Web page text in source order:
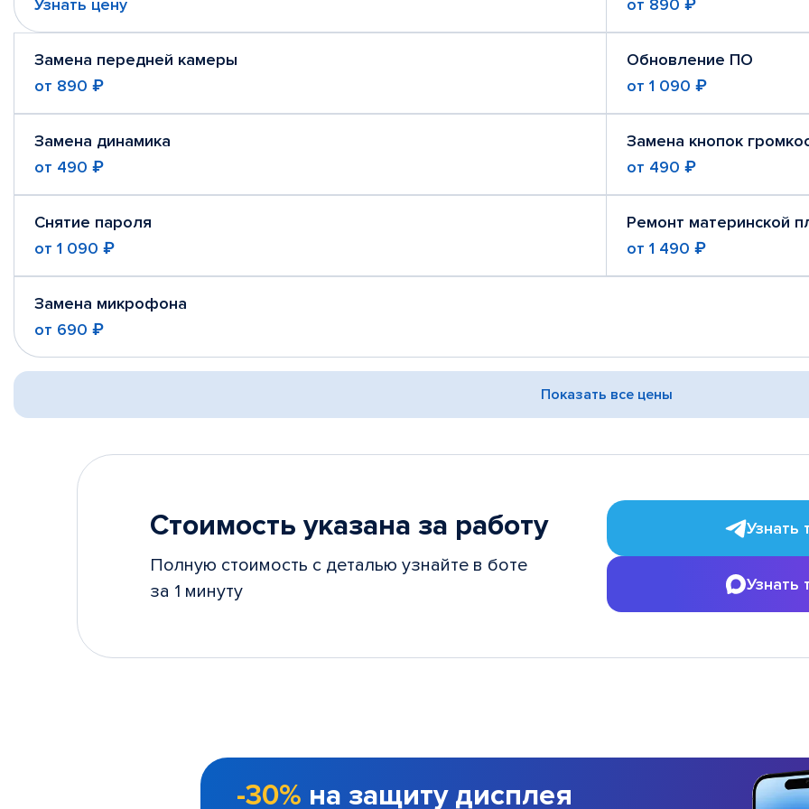
Узнать цену
от 890 ₽
Замена передней камеры
от 890 ₽
Обновление ПО
от 1 090 ₽
Замена динамика
от 490 ₽
Замена кнопок
от 490 ₽
Снятие пароля
от 1 090 ₽
Ремонт материнской
от 1 490 ₽
Замена микрофона
от 690 ₽
Показать все цены
Стоимость указана за работу
Полную стоимость с деталью узнайте в боте
за 1 минуту
Узнать
Узнать
-30% на защиту дисплея